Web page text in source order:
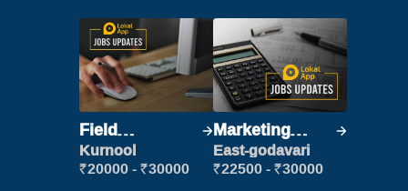
Field
Marketing
Executive
Kurnool
₹20000 - ₹30000
Marketing
Executive
East-godavari
₹22500 - ₹30000